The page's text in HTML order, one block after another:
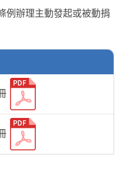
例辦理主動發起或被動捐